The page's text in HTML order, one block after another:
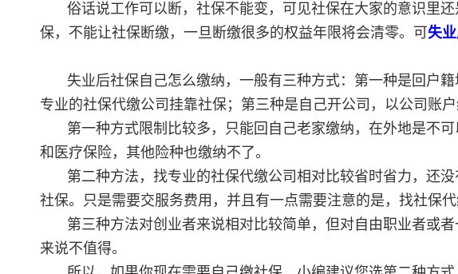
俗话说工作可以断，社保不能变，可见社保在大家的意识里
保，不能让社保断缴，一旦断缴很多的权益年限将会清零。可 失
失业后社保自己怎么缴纳，一般有三种方式：第一种是回户
专业的社保代缴公司挂靠社保；第三种是自己开公司，以公司账户
第一种方式限制比较多，只能回自己老家缴纳，在外地是不
和医疗保险，其他险种也缴纳不了。
第二种方法，找专业的社保代缴公司相对比较省时省力，还
社保。只是需要交服务费用，并且有一点需要注意的是，找社保代
第三种方法对创业者来说相对比较简单，但对自由职业者或
来说不值得。